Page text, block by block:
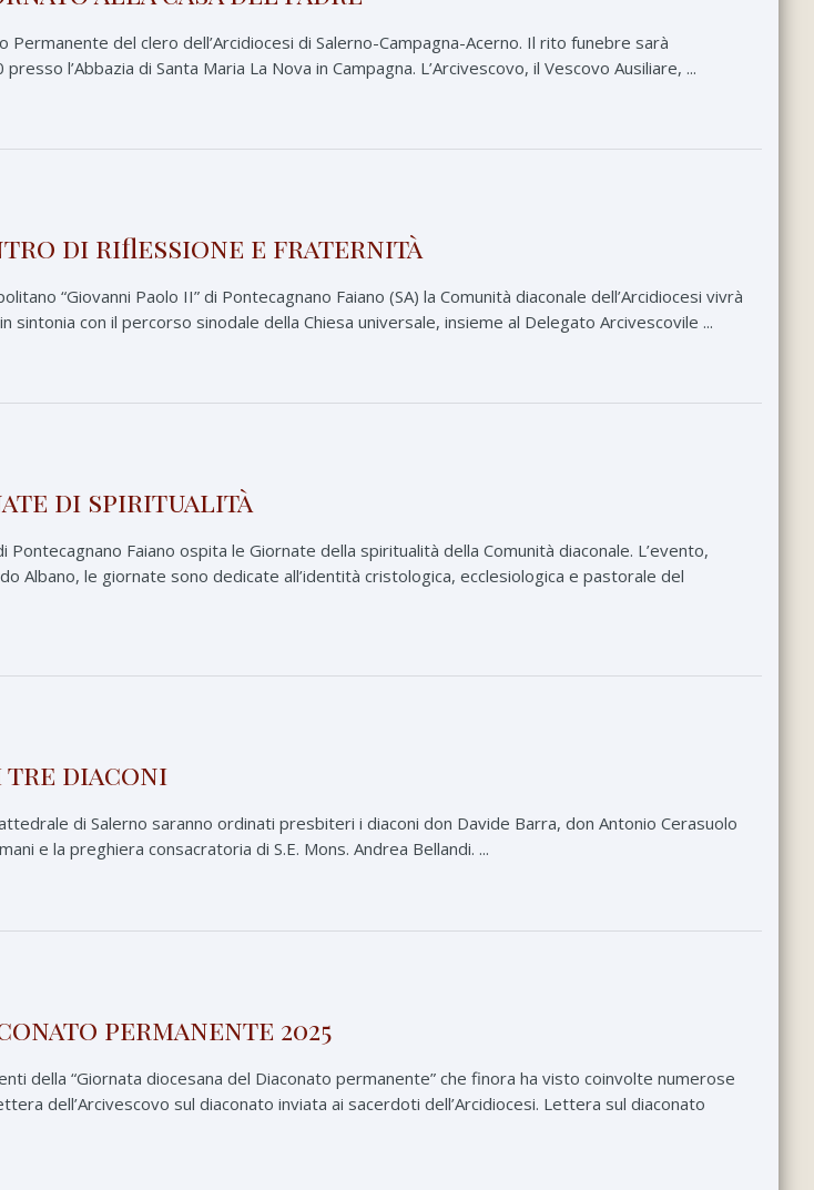
Permanente del clero dell’Arcidiocesi di Salerno-Campagna-Acerno. Il rito funebre sarà
l’Abbazia di Santa Maria La Nova in Campagna. L’Arcivescovo, il Vescovo Ausiliare, ...
di riflessione e fraternità
“Giovanni Paolo II” di Pontecagnano Faiano (SA) la Comunità diaconale dell’Arcidiocesi vivrà
con il percorso sinodale della Chiesa universale, insieme al Delegato Arcivescovile ...
di spiritualità
Faiano ospita le Giornate della spiritualità della Comunità diaconale. L’evento,
Albano, le giornate sono dedicate all’identità cristologica, ecclesiologica e pastorale del
tre diaconi
di Salerno saranno ordinati presbiteri i diaconi don Davide Barra, don Antonio Cerasuolo
e la preghiera consacratoria di S.E. Mons. Andrea Bellandi. ...
permanente 2025
della “Giornata diocesana del Diaconato permanente” che finora ha visto coinvolte numerose
dell’Arcivescovo sul diaconato inviata ai sacerdoti dell’Arcidiocesi. Lettera sul diaconato